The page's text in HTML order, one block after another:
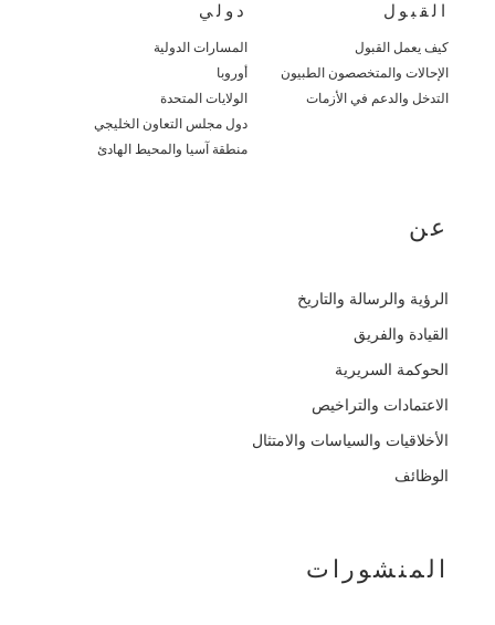
القبول
كيف يعمل القبول
الإحالات والمتخصصون الطبيون
التدخل والدعم في الأزمات
دولي
المسارات الدولية
أوروبا
الولايات المتحدة
دول مجلس التعاون الخليجي
منطقة آسيا والمحيط الهادئ
عن
الرؤية والرسالة والتاريخ
القيادة والفريق
الحوكمة السريرية
الاعتمادات والتراخيص
الأخلاقيات والسياسات والامتثال
الوظائف
المنشورات